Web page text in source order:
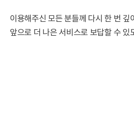
이용해주신 모든 분들께 다시 한 번 깊
앞으로 더 나은 서비스로 보답할 수 있